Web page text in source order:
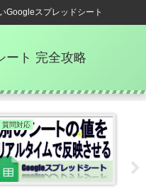
Googleスプレッドシート
ート 完全攻略
質問対応